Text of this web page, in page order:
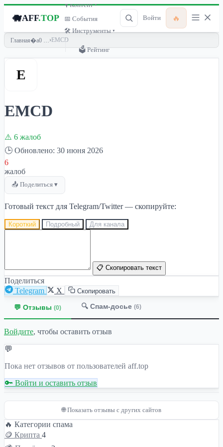
🐗AFF.TOP
🎙 Контент ▾
📅 События
🛠 Инструменты ▾
🗳 Рейтинг
Войти 🔥
Главная › EMCD
E
EMCD
⚠️ 6 жалоб
🕒 Обновлено: 30 июня 2026
6
жалоб
📤 Поделиться ▾
Готовый текст для Telegram/Twitter — скопируйте:
Короткий Подробный Для канала
📋 Скопировать текст
Поделиться
Telegram
X Скопировать
💬 Отзывы (0) 🔍 Спам-досье (6)
Войдите, чтобы оставить отзыв
💬
Пока нет отзывов от пользователей aff.top
🔑 Войти и оставить отзыв
🌐 Показать отзывы с других сайтов
🔥 Категории спама
🪙 Крипта 4